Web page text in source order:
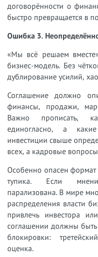
договорённости о
быстро превращается в
Ошибка 3.
«Мы всё решаем
бизнес-модель. Без
дублирование усилий,
Соглашение должно
финансы, продажи,
Важно прописать,
единогласно, а
инвестиции свыше
всех, а кадровые
Особенно опасен
тупика. Если
парализована. В мире
распределения власти
привлечь инвестора
соглашении должны
блокировки:
оценка.